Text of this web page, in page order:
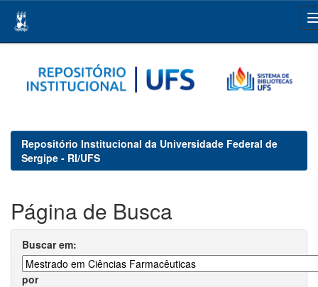
navigation
Repositório Institucional da Universidade Federal de
Sergipe - RI/UFS
Página de Busca
Buscar em:
por